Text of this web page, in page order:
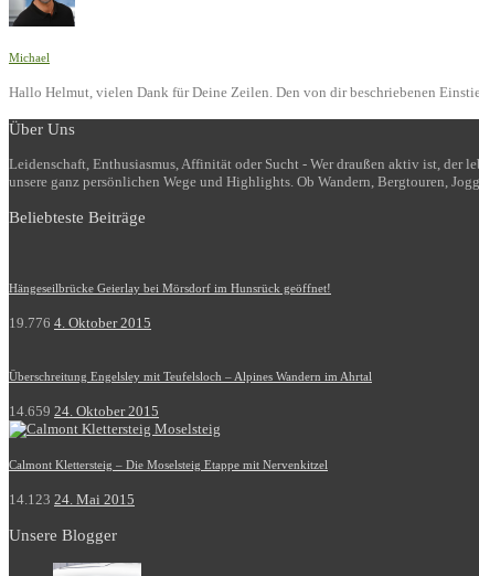
Michael
Hallo Helmut, vielen Dank für Deine Zeilen. Den von dir beschriebenen
Über Uns
Leidenschaft, Enthusiasmus, Affinität oder Sucht - Wer draußen aktiv ist, der
unsere ganz persönlichen Wege und Highlights. Ob Wandern, Bergtouren,
Beliebteste Beiträge
Hängeseilbrücke Geierlay bei Mörsdorf im Hunsrück geöffnet!
19.776 4. Oktober 2015
Überschreitung Engelsley mit Teufelsloch – Alpines Wandern im Ahrtal
14.659 24. Oktober 2015
Calmont Klettersteig – Die Moselsteig Etappe mit Nervenkitzel
14.123 24. Mai 2015
Unsere Blogger